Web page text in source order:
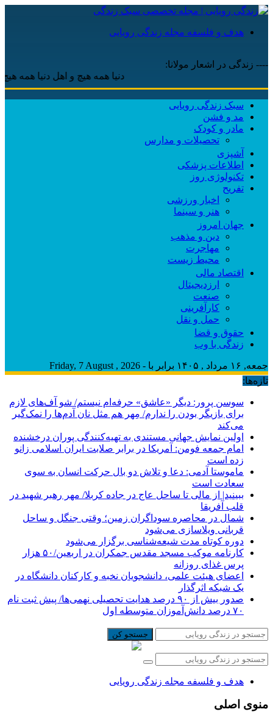
هدف و فلسفه مجله زندگی رویایی
---- زندگی در اشعار مولانا:
دنیا همه هیچ و اهل دنیا همه هیچ ، ‌ای
سبک زندگی رویایی
مد و فشن
مادر و کودک
تحصیلات و مدارس
آشپزی
اطلاعات پزشکی
تکنولوژی روز
تفریح
اخبار ورزشی
هنر و سینما
جهان امروز
دین و مذهب
مهاجرت
محیط زیست
اقتصاد مالی
ارزدیجیتال
صنعت
کارآفرینی
حمل و نقل
حقوق و قضا
زندگی با وب
جمعه, ۱۶ مرداد , ۱۴۰۵ برابر با - Friday, 7 August , 2026
تازه‌ها:
سوسن پرور: دیگر «عاشق» حرفه‌ام نیستم/ شو آف‌های لازم
برای بازیگر بودن را ندارم/ مِهر هم مثل نان آدم‌ها را نمک‌گیر
می‌کند
اولین نمایش جهانی مستندی به تهیه‌کنندگی پوران درخشنده
امام جمعه فومن: آمریکا در برابر صلابت ایران اسلامی زانو
زده است
ماموستا آدمی: دعا و تلاش دو بال حرکت انسان به سوی
سعادت است
ببینید| از مالی تا ساحل عاج در جاده کربلا/ مهر رهبر شهید در
قلب آفریقا
شمال در محاصره سوداگران زمین؛ وقتی جنگل و ساحل
قربانی ویلاسازی می‌شود
دوره کوتاه مدت شیعه‌شناسی برگزار می‌شود
کارنامه موکب مسجد مقدس جمکران در اربعین/۵۰ هزار
پرس غذای روزانه
اعضای هیئت علمی، دانشجویان نخبه و کارکنان دانشگاه در
یک شبکه‌ اثرگذار
صدور بیش از ۹۰ درصد هدایت تحصیلی نهمی‌ها/ پیش ثبت نام
۷۰ درصد دانش‌آموزان متوسطه اول
جستجو کن
هدف و فلسفه مجله زندگی رویایی
منوی اصلی